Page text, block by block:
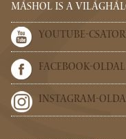
MÁSHOL IS A
YOUTUBE-
FACEBOOK-OLDAL
INSTAGRAM-